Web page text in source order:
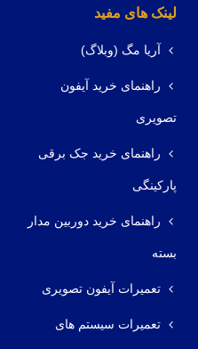
لینک های مفید
آریا مگ (وبلاگ)
راهنمای خرید آیفون
تصویری
راهنمای خرید جک برقی
پارکینگی
راهنمای خرید دوربین مدار
بسته
تعمیرات آیفون تصویری
تعمیرات سیستم های